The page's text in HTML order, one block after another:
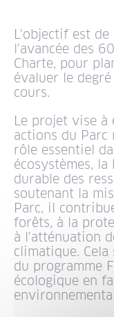
L'objectif est
l'avancée des
Charte, pour
évaluer le
cours.
Le projet vise à
actions du
rôle essentiel
écosystèmes,
durable des
soutenant la
Parc, il
forêts, à la
à l'atténuation
climatique.
du programme
écologique en